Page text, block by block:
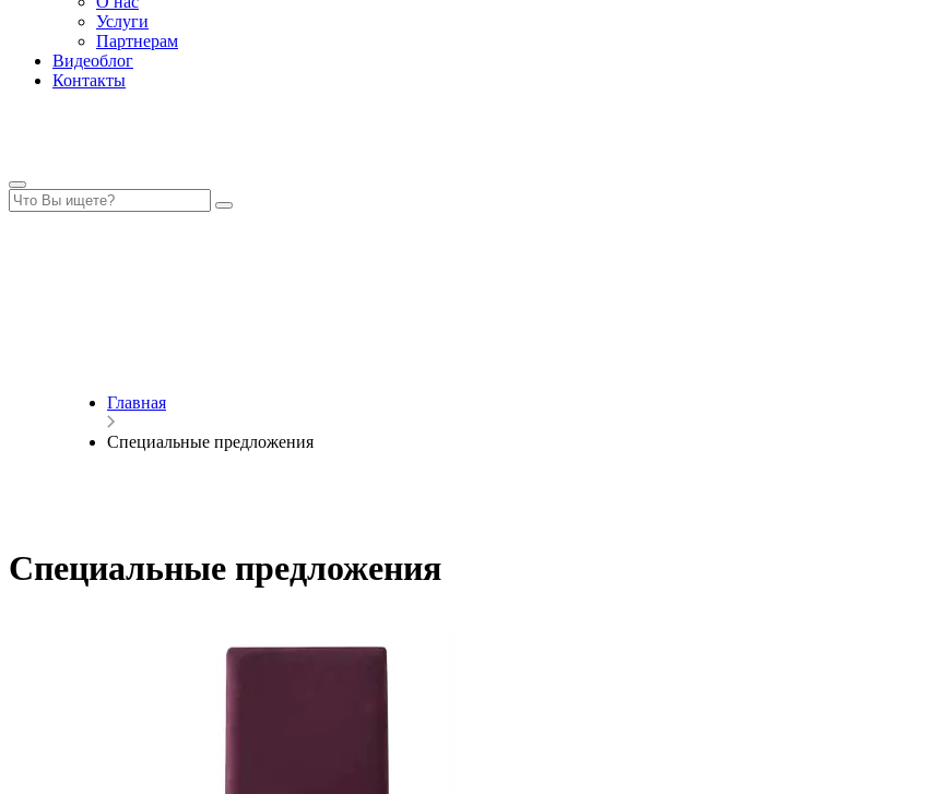
Услуги
Партнерам
Видеоблог
Контакты
Главная
Специальные предложения
Специальные предложения